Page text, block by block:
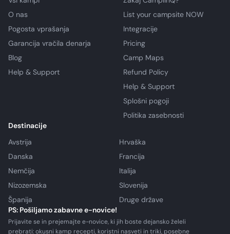
O nas
Pogosta vprašanja
Garancija vračila denarja
Blog
Help & Support
List your campsite NOW
Integracije
Pricing
Camp Maps
Refund Policy
Help & Support
Splošni pogoji
Politika zasebnosti
Destinacije
Avstrija
Hrvaška
Danska
Francija
Nemčija
Italija
Nizozemska
Slovenija
Španija
Druge države
PS: Pošiljamo zabavne e-novice!
Prijavite se in prejemajte e-novice, ki jih boste dejansko želeli
prebrati: okusni kamp recepti, koristni nasveti in triki, posebne